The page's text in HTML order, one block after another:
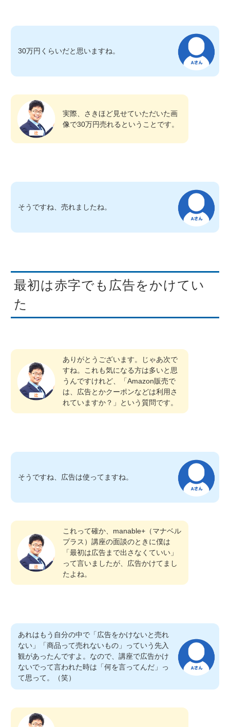
30万円くらいだと思いますね。
実際、さきほど見せていただいた画
像で30万円売れるということです。
そうですね、売れましたね。
最初は赤字でも広告をかけてい
た
ありがとうございます。じゃあ次で
すね。これも気になる方は多いと思
うんですけれど、「Amazon販売で
は、広告とかクーポンなどは利用さ
れていますか？」という質問です。
そうですね、広告は使ってますね。
これって確か、manable+（マナベル
プラス）講座の面談のときに僕は
「最初は広告まで出さなくていい」
って言いましたが、広告かけてまし
たよね。
あれはもう自分の中で「広告をかけないと売れ
ない」「商品って売れないもの」っていう先入
観があったんですよ。なので、講座で広告かけ
ないでって言われた時は「何を言ってんだ」っ
て思って。（笑）